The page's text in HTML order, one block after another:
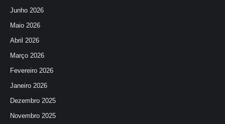
Junho 2026
Maio 2026
Abril 2026
Março 2026
Fevereiro 2026
Janeiro 2026
Dezembro 2025
Novembro 2025